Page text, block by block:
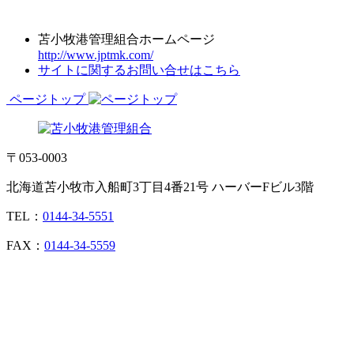
苫小牧港管理組合ホームページ
http://www.jptmk.com/
サイトに関するお問い合せはこちら
ページトップ
〒053-0003
北海道苫小牧市入船町3丁目4番21号 ハーバーFビル3階
TEL： 0144-34-5551
FAX： 0144-34-5559